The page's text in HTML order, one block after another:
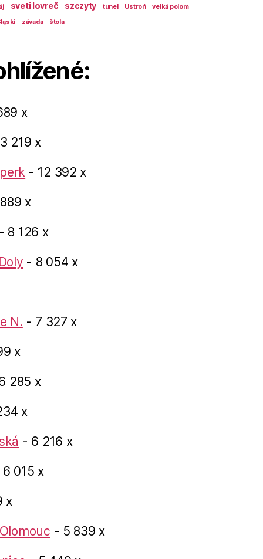
sveti lovreč szczyty tunel Ustroń
velká polom
závada štola
x
219 x
- 12 392 x
x
8 126 x
- 8 054 x
N. - 7 327 x
x
285 x
x
- 6 216 x
015 x
x
- 5 839 x